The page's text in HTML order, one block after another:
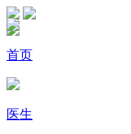
首页
医生